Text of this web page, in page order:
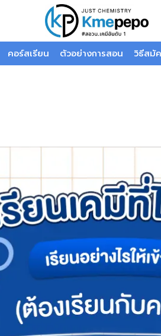
คอร์สเรียน ตัวอย่างการสอน วิธีสมั